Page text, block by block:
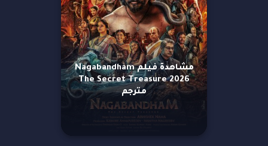
مشاهدة فيلم Nagabandham
The Secret Treasure 2026
مترجم